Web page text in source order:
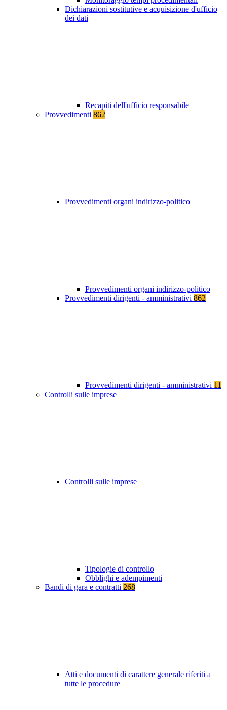
Dichiarazioni sostitutive e acquisizione d'ufficio
dei dati
Recapiti dell'ufficio responsabile
Provvedimenti 862
Provvedimenti organi indirizzo-politico
Provvedimenti organi indirizzo-politico
Provvedimenti dirigenti - amministrativi 862
Provvedimenti dirigenti - amministrativi 11
Controlli sulle imprese
Controlli sulle imprese
Tipologie di controllo
Obblighi e adempimenti
Bandi di gara e contratti 268
Atti e documenti di carattere generale riferiti a
tutte le procedure